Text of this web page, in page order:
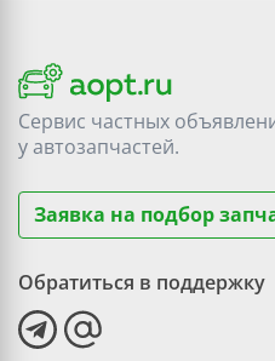
Сервис частных
уавтозапчастей.
Заявка на подбор
Обратиться в поддержку